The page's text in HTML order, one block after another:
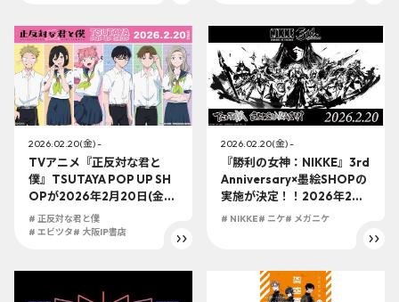
2026.02.20(金) -
TVアニメ『正反対な君と
僕』TSUTAYA POP UP SH
OPが2026年2月20日(金)
より開催決定！！
# 正反対な君と僕
# エビツタ# 大阪IP書店
2026.02.20(金) -
『勝利の女神：NIKKE』3rd
Anniversary×墨絵SHOPの
実施が決定！！2026年2月2
0日(金)よりTSUTAYA EBIS
# NIKKE# ニケ# メガニケ